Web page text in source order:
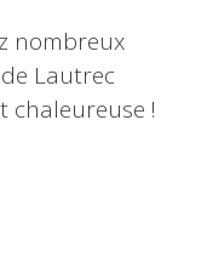
nombreux
de Lautrec
chaleureuse !